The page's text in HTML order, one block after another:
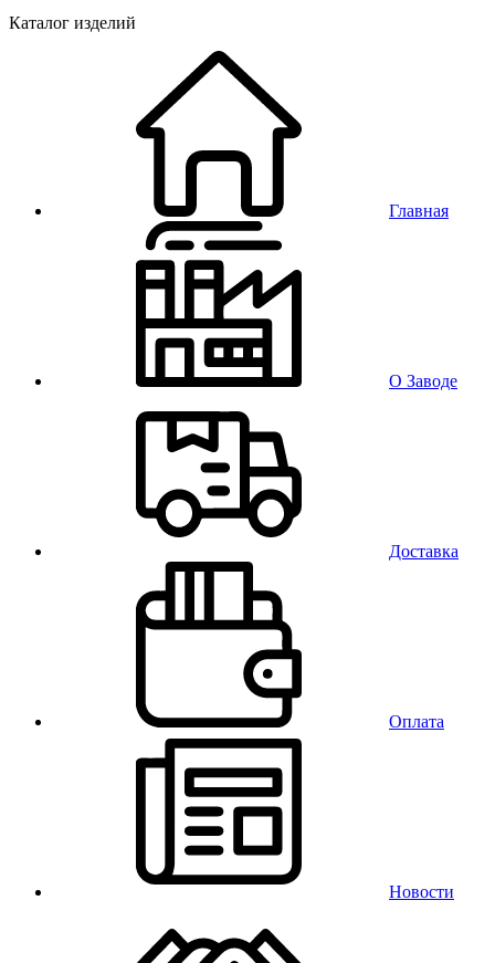
Каталог изделий
Главная
О Заводе
Доставка
Оплата
Новости